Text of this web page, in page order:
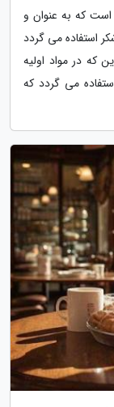
که به عنوان و
استفاده می گردد
که در مواد اولیه
می گردد که